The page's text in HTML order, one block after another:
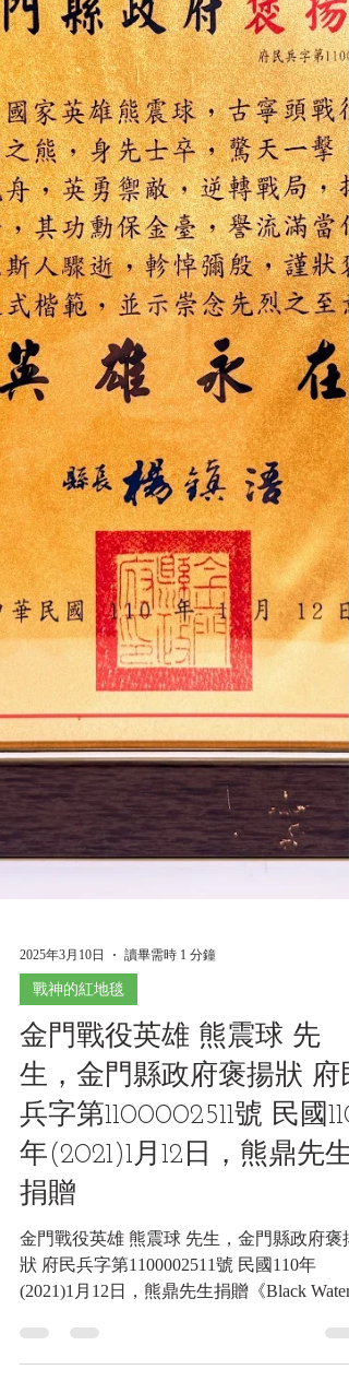
2025年3月10日 讀畢需時 1 分鐘
戰神的紅地毯
金門戰役英雄 熊震球 先
生，金門縣政府褒揚狀 府
兵字第1100002511號 民國110
年(2021)1月12日，熊鼎先生
捐贈